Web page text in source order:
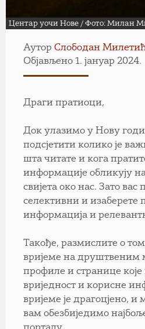
Центар уочи Нове / Фото: Милан
Аутор Слободан
Објављено 1. јануар 2024.
Драги пратиоци,
Док улазимо у Нову
подсјетити колико је
шта читате и кога
информације обликују
свијета око нас. Зато
селективни и изаберете
информација и
Такође, размислите о
вријеме на друштвеним
профиле и странице
вриједност и корисне
вријеме је драгоцјено, и
вам обезбиједимо